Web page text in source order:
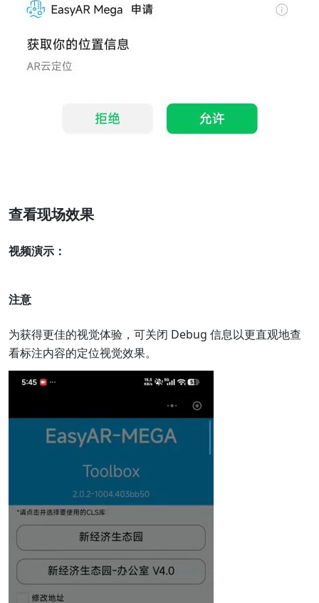
查看现场效果
视频演示：
注意
为获得更佳的视觉体验，可关闭 Debug 信息以更直观地查
看标注内容的定位视觉效果。